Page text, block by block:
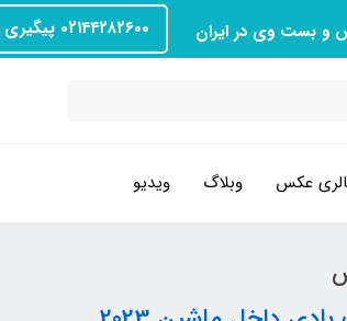
و بست وی در ایران ۰۲۱۴۴۲۸۲۶۰۰ پیگیری سفارش
عکس وبلاگ ویدیو